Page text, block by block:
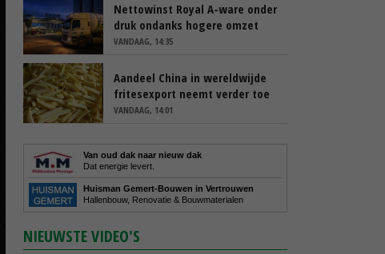
Nettowinst Royal A-ware onder
druk ondanks hogere omzet
VANDAAG, 14:35
Aandeel China in wereldwijde
fritesexport neemt verder toe
VANDAAG, 14:01
Van oud dak naar nieuw dak
Dat energie levert.
Huisman Gemert-Bouwen in Vertrouwen
Hallenbouw, Renovatie & Bouwmaterialen
NIEUWSTE VIDEO'S